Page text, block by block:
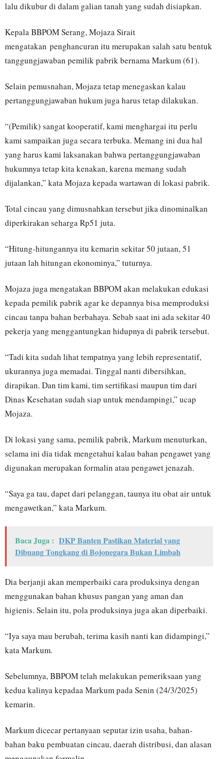
lalu dikubur di dalam galian tanah yang sudah disiapkan.
Kepala BBPOM Serang, Mojaza Sirait
mengatakan penghancuran itu merupakan salah satu bentuk
tanggungjawaban pemilik pabrik bernama Markum (61).
Selain pemusnahan, Mojaza tetap menegaskan kalau
pertanggungjawaban hukum juga harus tetap dilakukan.
“(Pemilik) sangat kooperatif, kami menghargai itu perlu
kami sampaikan juga secara terbuka. Memang ini dua hal
yang harus kami laksanakan bahwa pertanggungjawaban
hukumnya tetap kita kenakan, karena memang sudah
dijalankan,” kata Mojaza kepada wartawan di lokasi pabrik.
Total cincau yang dimusnahkan tersebut jika dinominalkan
diperkirakan seharga Rp51 juta.
“Hitung-hitungannya itu kemarin sekitar 50 jutaan, 51
jutaan lah hitungan ekonominya,” tuturnya.
Mojaza juga mengatakan BBPOM akan melakukan edukasi
kepada pemilik pabrik agar ke depannya bisa memproduksi
cincau tanpa bahan berbahaya. Sebab saat ini ada sekitar 40
pekerja yang menggantungkan hidupnya di pabrik tersebut.
“Tadi kita sudah lihat tempatnya yang lebih representatif,
ukurannya juga memadai. Tinggal nanti dibersihkan,
dirapikan. Dan tim kami, tim sertifikasi maupun tim dari
Dinas Kesehatan sudah siap untuk mendampingi,” ucap
Mojaza.
Di lokasi yang sama, pemilik pabrik, Markum menuturkan,
selama ini dia tidak mengetahui kalau bahan pengawet yang
digunakan merupakan formalin atau pengawet jenazah.
“Saya ga tau, dapet dari pelanggan, taunya itu obat air untuk
mengawetkan,” kata Markum.
Baca Juga : DKP Banten Pastikan Material yang
Dibuang Tongkang di Bojonegara Bukan Limbah
Dia berjanji akan memperbaiki cara produksinya dengan
menggunakan bahan khusus pangan yang aman dan
higienis. Selain itu, pola produksinya juga akan diperbaiki.
“Iya saya mau berubah, terima kasih nanti kan didampingi,”
kata Markum.
Sebelumnya, BBPOM telah melakukan pemeriksaan yang
kedua kalinya kepadaa Markum pada Senin (24/3/2025)
kemarin.
Markum dicecar pertanyaan seputar izin usaha, bahan-
bahan baku pembuatan cincau, daerah distribusi, dan alasan